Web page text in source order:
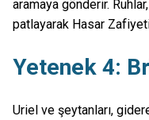
aramaya gönderir.
patlayarak Hasar Zafiyeti
Yetenek 4:
Uriel ve şeytanları,